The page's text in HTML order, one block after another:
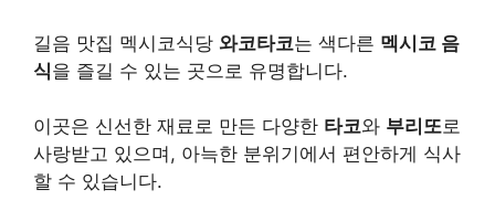
길음 맛집 멕시코식당 와코타코는 색다른 멕시코 음
식을 즐길 수 있는 곳으로 유명합니다.
이곳은 신선한 재료로 만든 다양한 타코와 부리또로
사랑받고 있으며, 아늑한 분위기에서 편안하게 식사
할 수 있습니다.